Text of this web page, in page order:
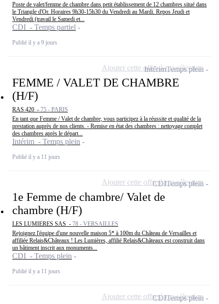
Poste de valet/femme de chambre dans petit établissement de 12 chambres situé dans
le Triangle d'Or. Horaires 9h30-15h30 du Vendredi au Mardi. Repos Jeudi et
Vendredi (travail le Samedi et...
CDI - Temps partiel
Publié il y a 9 jours
FEMME / VALET DE CHAMBRE
(H/F)
RAS 420 - 75 - PARIS
En tant que Femme / Valet de chambre, vous participez à la réussite et qualité de la
prestation auprès de nos clients. - Remise en état des chambres : nettoyage complet
des chambres après le départ...
Intérim - Temps plein
Publié il y a 11 jours
IntérimTemps plein
Ajouter cette offre à ma sélection
1e Femme de chambre/ Valet de
chambre (H/F)
LES LUMIERES SAS - 78 - VERSAILLES
Rejoignez l'équipe d'une nouvelle maison 5* à 100m du Château de Versailles et
affiliée Relais&Châteaux ! Les Lumières, affilié Relais&Châteaux est construit dans
un bâtiment inscrit aux monuments...
CDI - Temps plein
Publié il y a 11 jours
CDITemps plein
Ajouter cette offre à ma sélection
CDITemps plein
Ajouter cette offre à ma sélection